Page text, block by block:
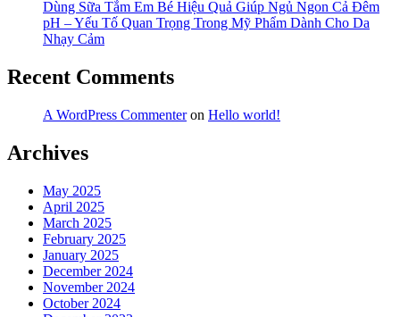
Dùng Sữa Tắm Em Bé Hiệu Quả Giúp Ngủ Ngon Cả Đêm
pH – Yếu Tố Quan Trọng Trong Mỹ Phẩm Dành Cho Da
Nhạy Cảm
Recent Comments
A WordPress Commenteron Hello world!
Archives
May 2025
April 2025
March 2025
February 2025
January 2025
December 2024
November 2024
October 2024